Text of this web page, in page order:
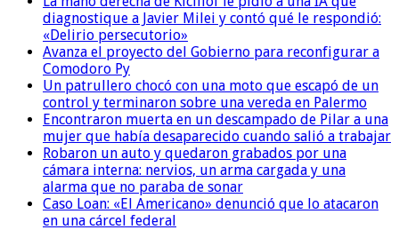
diagnostique a Javier Milei y contó qué le respondió:
«Delirio persecutorio»
Avanza el proyecto del Gobierno para reconfigurar a
Comodoro Py
Un patrullero chocó con una moto que escapó de un
control y terminaron sobre una vereda en Palermo
Encontraron muerta en un descampado de Pilar a una
mujer que había desaparecido cuando salió a trabajar
Robaron un auto y quedaron grabados por una
cámara interna: nervios, un arma cargada y una
alarma que no paraba de sonar
Caso Loan: «El Americano» denunció que lo atacaron
en una cárcel federal